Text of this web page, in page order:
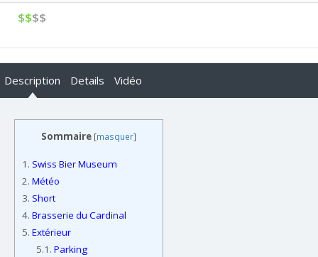
$$$$
Description Details Vidéo
Sommaire [masquer]
1. Swiss Bier Museum
2. Météo
3. Short
4. Brasserie du Cardinal
5. Extérieur
5.1. Parking